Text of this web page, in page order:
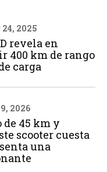
24, 2025
revela en
400 km de rango
carga
2026
de 45 km y
scooter cuesta
una